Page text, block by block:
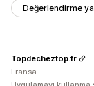
Değerlendirme
Topdecheztop.fr
Fransa